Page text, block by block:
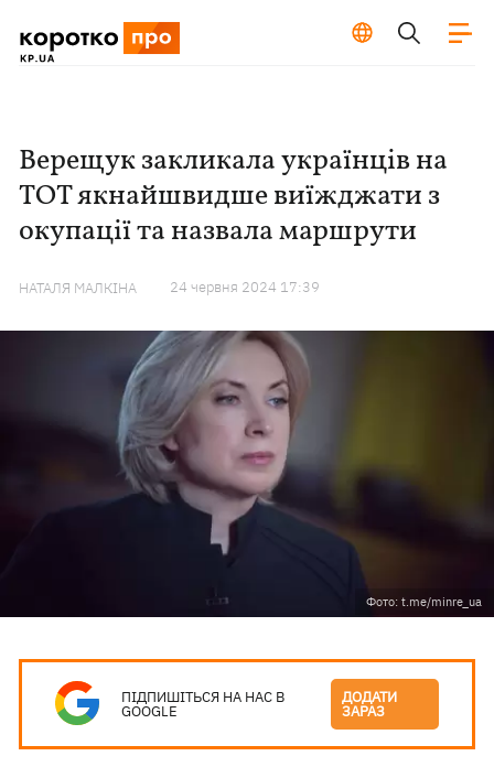
Верещук закликала українців на
ТОТ якнайшвидше виїжджати з
окупації та назвала маршрути
НАТАЛЯ МАЛКІНА 24 червня 2024 17:39
Фото: t.me/minre_ua
ПІДПИШІТЬСЯ НА НАС В
GOOGLE
ДОДАТИ
ЗАРАЗ